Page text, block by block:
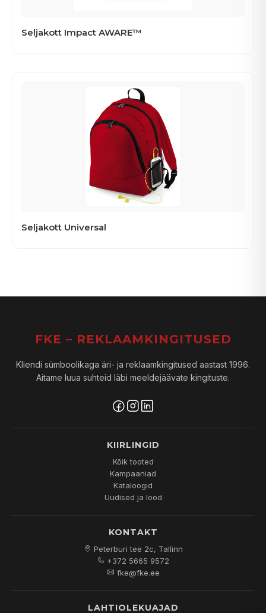
Seljakott Impact AWARE™
Seljakott Universal
FKE – REKLAAMKINGITUSED
Kliendi sümboolikaga äri- ja reklaamkingitused aastast 1996.
Aitame luua suhteid läbi meeldejäävate kingituste.
KIIRLINGID
Kõik tooted
Kampaaniad
Kataloogid
Uudised ja lood
KONTAKT
Peterburi tee 2c, Tallinn
+372 5665 9572
fke@fke.ee
LAHTIOLEKUAJAD